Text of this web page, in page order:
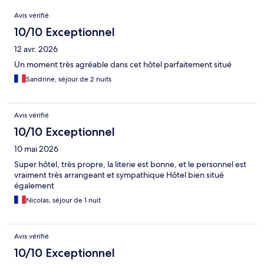
Avis
Avis vérifié
10/10 Exceptionnel
12 avr. 2026
Un moment très agréable dans cet hôtel parfaitement situé
Sandrine, séjour de 2 nuits
Avis vérifié
10/10 Exceptionnel
10 mai 2026
Super hôtel, très propre, la literie est bonne, et le personnel est
vraiment très arrangeant et sympathique Hôtel bien situé
également
Nicolas, séjour de 1 nuit
Avis vérifié
10/10 Exceptionnel